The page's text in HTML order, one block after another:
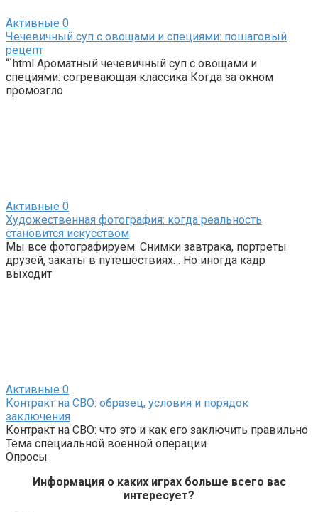
Активные 0
Чечевичный суп с овощами и специями: пошаговый
рецепт
“`html Ароматный чечевичный суп с овощами и
специями: согревающая классика Когда за окном
промозгло
Активные 0
Художественная фотография: когда реальность
становится искусством
Мы все фотографируем. Снимки завтрака, портреты
друзей, закаты в путешествиях… Но иногда кадр
выходит
Активные 0
Контракт на СВО: образец, условия и порядок
заключения
Контракт на СВО: что это и как его заключить правильно
Тема специальной военной операции
Опросы
Информация о каких играх больше всего вас
интересует?